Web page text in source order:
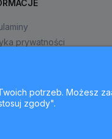
prywatności
potrzeb. Możesz
zgody".